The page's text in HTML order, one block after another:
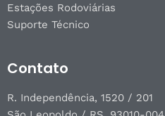
Estações Rodoviárias
Suporte Técnico
Contato
R. Independência, 1520 / 201